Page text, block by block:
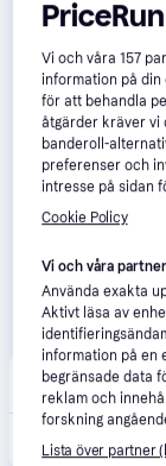
Fri frakt
Essie Speed
Vi och våra157
information på din
för att behandla
åtgärder kräver vi
banderoll-
preferenser och
intresse på sidan
Cookie Policy
Vi och våra
Använda exakta
Aktivt läsa av
information på en
begränsade data
reklam och
forskning
Lista över partner